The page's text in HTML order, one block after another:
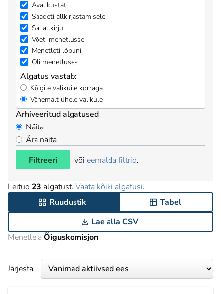
Avalikustati
Saadeti allkirjastamisele
Sai allkirju
Võeti menetlusse
Menetleti lõpuni
Oli menetluses
Algatus vastab:
Kõigile valikuile korraga
Vähemalt ühele valikule
Arhiveeritud algatused
Näita
Ära näita
Filtreeri
või eemalda filtrid.
Leitud 23 algatust. Vaata kõiki algatusi.
Ruudustik
Tabel
Lae alla CSV
Menetleja Õiguskomisjon
Järjesta